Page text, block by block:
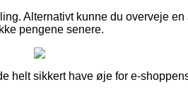
Alternativt kunne du overveje
pengene senere.
helt sikkert have øje for e-